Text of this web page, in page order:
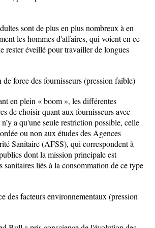
sont de plus en plus nombreux à en
les hommes d'affaires, qui voient en ce
rester éveillé pour travailler de longues
force des fournisseurs (pression faible)
en plein « boom », les différentes
de choisir quant aux fournisseurs avec
a qu'une seule restriction possible, celle
ou non aux études des Agences
Sanitaire (AFSS), qui correspondent à
dont la mission principale est
sanitaires liés à la consommation de ce type
des facteurs environnementaux (pression